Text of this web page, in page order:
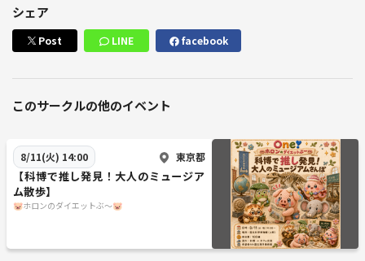
シェア
Post LINE facebook
このサークルの他のイベント
8/11(火) 14:00 東京都
【科博で推し発見！大人のミュージア
ム散歩】
🐷ホロンのダイエットぶ〜🐷